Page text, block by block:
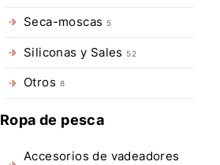
Seca-moscas 5
Siliconas y Sales 52
Otros 8
Ropa de pesca
Accesorios de vadeadores